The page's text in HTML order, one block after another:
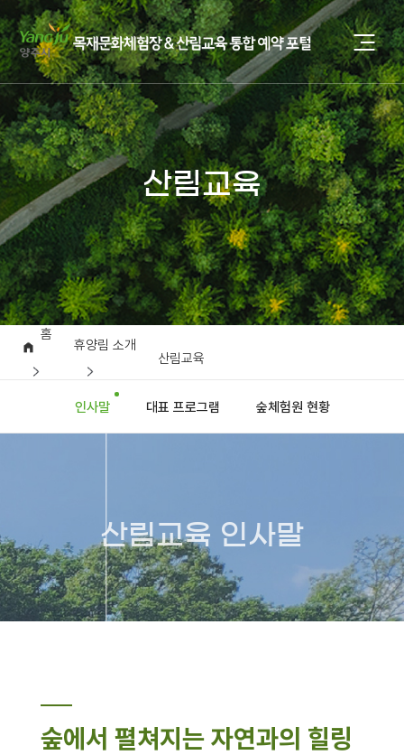
산림교육
홈
휴양림 소개
산림교육
인사말 대표 프로그램 숲체험원 현황
산림교육 인사말
숲에서 펼쳐지는 자연과의 힐링